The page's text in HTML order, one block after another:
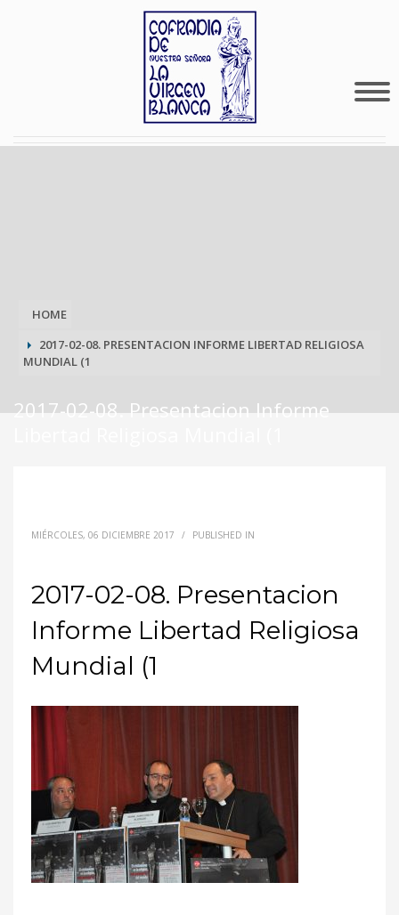
HOME
2017-02-08. PRESENTACION INFORME LIBERTAD RELIGIOSA
MUNDIAL (1
2017-02-08. Presentacion Informe
MIÉRCOLES, 06 DICIEMBRE 2017 / PUBLISHED IN
2017-02-08. Presentacion
Informe Libertad Religiosa
Mundial (1